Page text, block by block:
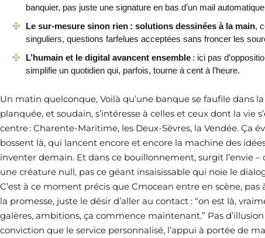
banquier, pas juste une signature en bas d’un mail
Le sur-mesure sinon rien : solutions dessinées à la main,
singuliers, questions farfelues acceptées sans froncer les
L’humain et le digital avancent ensemble : ici pas
simplifie un quotidien qui, parfois, tourne à cent à l’heure.
Un matin quelconque, Voilà qu’une banque se faufile dans
planquée, et soudain, s’intéresse à celles et ceux dont la vie
centre : Charente-Maritime, les Deux-Sèvres, la Vendée. Ça
bossent là, qui lancent encore et encore la machine des
inventer demain. Et dans ce bouillonnement, surgit l’envie –
une créature null, pas ce géant insaisissable qui noie le
C’est à ce moment précis que Cmocean entre en scène,
la promesse, juste le désir d’aller au contact : “on est là,
galères, ambitions, ça commence maintenant.” Pas
conviction que le service personnalisé, l’appui à portée de